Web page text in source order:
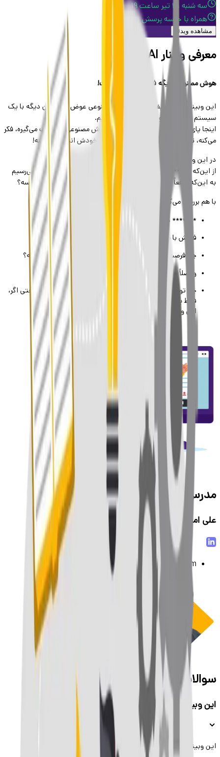
سه شنبه ۳۱ تیر ساعت ۱۹
همراه با جلسه پرسش‌ و پاسخ
مشاهده ویدئو
معرفی وبینار Agentic AI
هوش مصنوعی دیگه فقط یک ابزار نیست!
این وبینار قراره تعریف ما رو از هوش مصنوعی عوض کنه؛ چون دیگه با یک
سیستم فرمان‌پذیر و بی‌اراده طرف نیستیم.
اینجا پای عامل بودن وسطه. یعنی یک هوش مصنوعی که هدف می‌گیره، فکر
می‌کنه، تصمیم می‌گیره و حتی مسیرش رو خودش انتخاب می‌کنه!
در این وبینار، قراره از خط قرمزها عبور کنیم.
از این‌که ******* AI چی هست و از کجا اومده، شروع می‌کنیم و می‌رسیم
به این‌که واقعاً داستان زندگی‌مون با هوش مصنوعی قراره به کجا برسه؟
با هم بررسی می‌کنیم:
******* چیه و چرا مهمه؟
فرقش با مدل‌های هوش مصنوعی قبلی چیه؟
چه فرصت‌هایی می‌سازه و چه خطرهایی می‌تونه داشته باشه؟
و اصلاً ما توی این تحولات کجای داستانیم؟
چه توسعه‌دهنده باشی، چه پژوهشگر یا مدیر محصول، یا حتی اگر،
فقط یک ذهن کنجکاو داری، فرقی نمی‌کنه.
این وبینار جای شماست!
مدرس دوره
علی امینی
Co-Founder at Sewane AI Team Lead at Rokam
سوالات متداول
این وبینار به درد چه کسایی میخوره؟
این وبینار برای کیه؟